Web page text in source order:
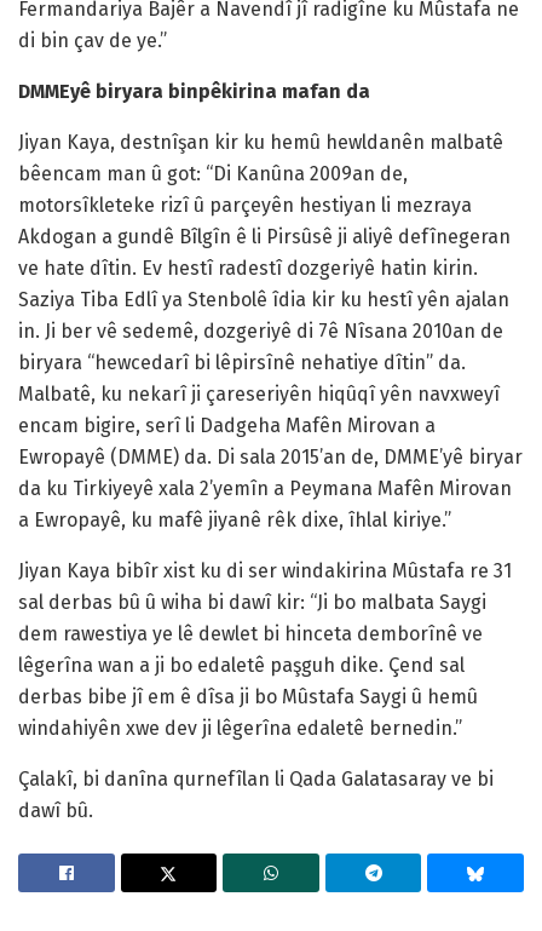
Fermandariya Bajêr a Navendî jî radigîne ku Mûstafa ne
di bin çav de ye.”
DMMEyê biryara binpêkirina mafan da
Jiyan Kaya, destnîşan kir ku hemû hewldanên malbatê
bêencam man û got: “Di Kanûna 2009an de,
motorsîkleteke rizî û parçeyên hestiyan li mezraya
Akdogan a gundê Bîlgîn ê li Pirsûsê ji aliyê defînegeran
ve hate dîtin. Ev hestî radestî dozgeriyê hatin kirin.
Saziya Tiba Edlî ya Stenbolê îdia kir ku hestî yên ajalan
in. Ji ber vê sedemê, dozgeriyê di 7ê Nîsana 2010an de
biryara “hewcedarî bi lêpirsînê nehatiye dîtin” da.
Malbatê, ku nekarî ji çareseriyên hiqûqî yên navxweyî
encam bigire, serî li Dadgeha Mafên Mirovan a
Ewropayê (DMME) da. Di sala 2015’an de, DMME’yê biryar
da ku Tirkiyeyê xala 2’yemîn a Peymana Mafên Mirovan
a Ewropayê, ku mafê jiyanê rêk dixe, îhlal kiriye.”
Jiyan Kaya bibîr xist ku di ser windakirina Mûstafa re 31
sal derbas bû û wiha bi dawî kir: “Ji bo malbata Saygi
dem rawestiya ye lê dewlet bi hinceta demborînê ve
lêgerîna wan a ji bo edaletê paşguh dike. Çend sal
derbas bibe jî em ê dîsa ji bo Mûstafa Saygi û hemû
windahiyên xwe dev ji lêgerîna edaletê bernedin.”
Çalakî, bi danîna qurnefîlan li Qada Galatasaray ve bi
dawî bû.